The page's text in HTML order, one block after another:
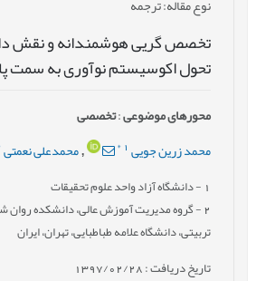
نوع مقاله: ترجمه
تخصص گریی هوشمندانه و نقش
تحول اکوسیستم نوآوری به سمت
محورهای موضوعی:تخصصی
محمد زرین جویی *
,محمدعلی نعمتی 2
- دانشگاه آزاد واحد علوم تحقیقات
2- گروه مدیریت آموزش عالی، دانشکده روان
تربیتی، دانشگاه علامه طباطبایی، تهران، ایران
تاریخ دریافت : 1397/02/28